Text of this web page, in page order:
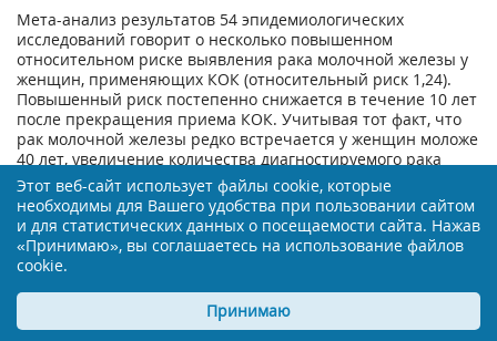
Мета-анализ результатов 54 эпидемиологических
исследований говорит о несколько повышенном
относительном риске выявления рака молочной железы у
женщин, применяющих КОК (относительный риск 1,24).
Повышенный риск постепенно снижается в течение 10 лет
после прекращения приема КОК. Учитывая тот факт, что
рак молочной железы редко встречается у женщин моложе
40 лет, увеличение количества диагностируемого рака
молочной железы у женщин, принимающих или ранее
принимавших КОК, мало по сравнению с общим риском
рака молочной железы. Данные исследования не
подтверждают наличие причинно-следственной связи.
Причиной наблюдаемого повышения числа случаев
выявления рака молочной железы у женщин,
принимающих КОК, может быть более ранняя диагностика,
биологическое действие препаратов или сочетание этих
Этот веб-сайт использует файлы cookie, которые
необходимы для Вашего удобства при пользовании сайтом
и для статистических данных о посещаемости сайта. Нажав
«Принимаю», вы соглашаетесь на использование файлов
cookie.
Принимаю